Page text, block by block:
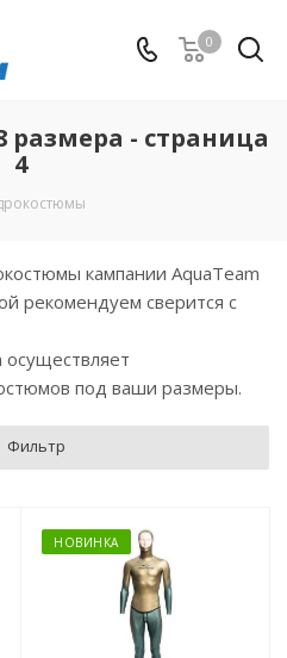
0
- страница
4
кампании AquaTeam
рекомендуем сверится с
осуществляет
под ваши размеры.
Фильтр
НОВИНКА